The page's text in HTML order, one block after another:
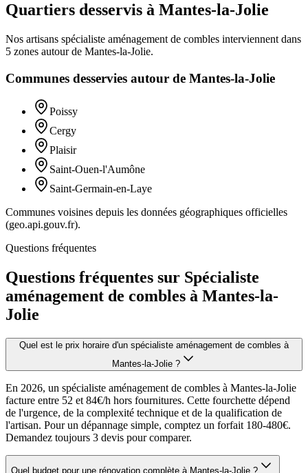
Quartiers desservis à Mantes-la-Jolie
Nos artisans spécialiste aménagement de combles interviennent dans
5 zones autour de Mantes-la-Jolie.
Communes desservies autour de Mantes-la-Jolie
Poissy
Cergy
Plaisir
Saint-Ouen-l'Aumône
Saint-Germain-en-Laye
Communes voisines depuis les données géographiques officielles
(geo.api.gouv.fr).
Questions fréquentes
Questions fréquentes sur Spécialiste
aménagement de combles à Mantes-la-
Jolie
Quel est le prix horaire d'un spécialiste aménagement de combles à
Mantes-la-Jolie ?
En 2026, un spécialiste aménagement de combles à Mantes-la-Jolie
facture entre 52 et 84€/h hors fournitures. Cette fourchette dépend
de l'urgence, de la complexité technique et de la qualification de
l'artisan. Pour un dépannage simple, comptez un forfait 180-480€.
Demandez toujours 3 devis pour comparer.
Quel budget pour une rénovation complète à Mantes-la-Jolie ?